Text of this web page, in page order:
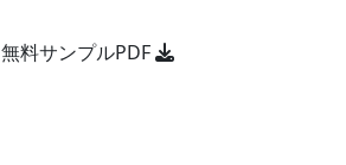
無料サンプルPDF